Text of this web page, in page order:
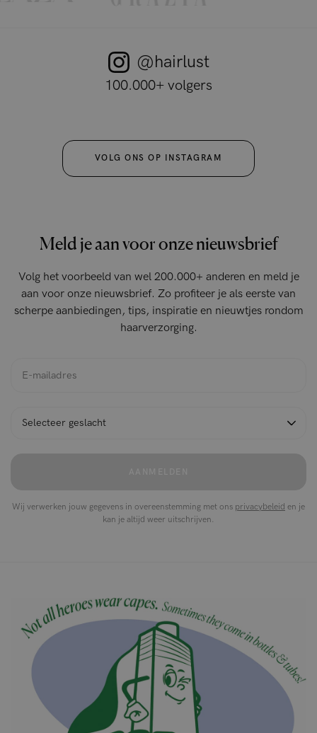
100.000+ volgers
@hairlust
VOLG ONS OP INSTAGRAM
Meld je aan voor onze nieuwsbrief
Volg het voorbeeld van wel 200.000+ anderen en meld je
aan voor onze nieuwsbrief. Zo profiteer je als eerste van
scherpe aanbiedingen, tips, inspiratie en nieuwtjes rondom
haarverzorging.
Wij verwerken jouw gegevens in overeenstemming met ons privacybeleid en je
kan je altijd weer uitschrijven.